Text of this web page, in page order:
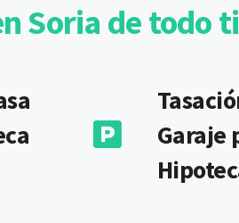
Soria de todo
Garaje